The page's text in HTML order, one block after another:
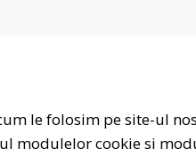
le folosim pe site-ul
modulelor cookie si